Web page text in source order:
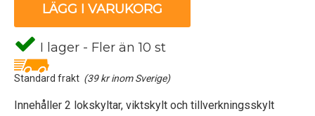
LÄGG I VARUKORG
I lager - Fler än 10 st
Standard frakt (39 kr inom Sverige)
Innehåller 2 lokskyltar, viktskylt och tillverkningsskylt